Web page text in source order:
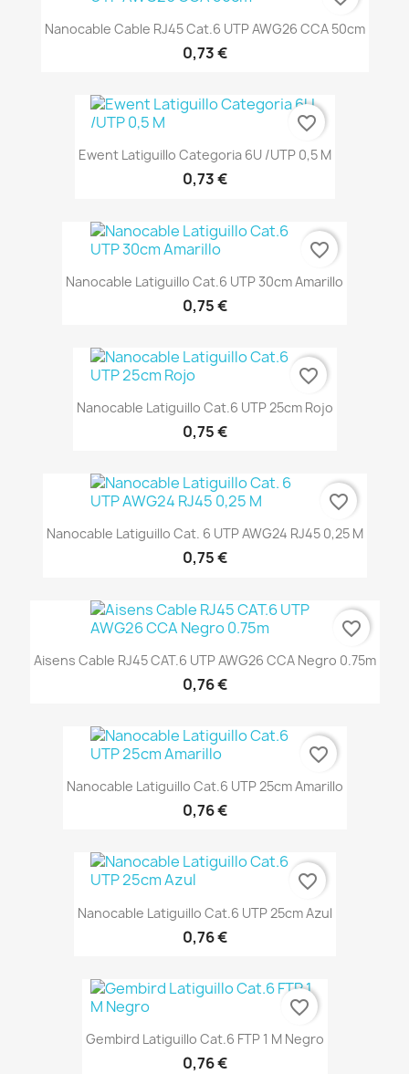
Nanocable Cable RJ45 Cat.6 UTP AWG26 CCA 50cm
0,73 €
Ewent Latiguillo Categoria 6U /UTP 0,5 M
0,73 €
favorite_border
Nanocable Latiguillo Cat.6 UTP 30cm Amarillo
0,75 €
favorite_border
Nanocable Latiguillo Cat.6 UTP 25cm Rojo
0,75 €
favorite_border
Nanocable Latiguillo Cat. 6 UTP AWG24 RJ45 0,25 M
0,75 €
favorite_border
Aisens Cable RJ45 CAT.6 UTP AWG26 CCA Negro 0.75m
0,76 €
favorite_border
Nanocable Latiguillo Cat.6 UTP 25cm Amarillo
0,76 €
favorite_border
Nanocable Latiguillo Cat.6 UTP 25cm Azul
0,76 €
favorite_border
Gembird Latiguillo Cat.6 FTP 1 M Negro
0,76 €
favorite_border